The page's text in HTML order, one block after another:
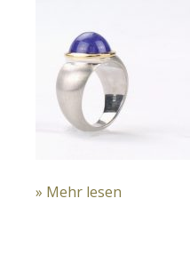
» Mehr lesen